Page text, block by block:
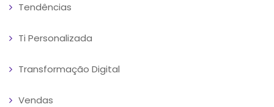
Tendências
Ti Personalizada
Transformação Digital
Vendas